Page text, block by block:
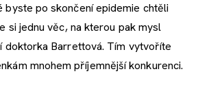
byste po skončení epidemie chtěli
si jednu věc, na kterou pak mysl
doktorka Barrettová. Tím vytvoříte
mnohem příjemnější konkurenci.